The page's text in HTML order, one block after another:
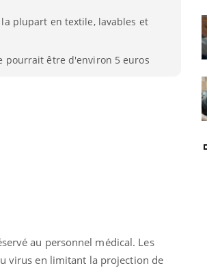
plupart en textile, lavables et
pourrait être d'environ 5 euros
au personnel médical. Les
virus en limitant la projection de
Grossesse : ces polluants
pourraient influencer le